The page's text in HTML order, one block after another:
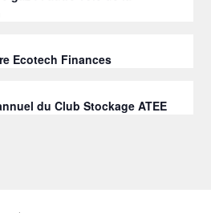
Ecotech Finances
du Club Stockage ATEE